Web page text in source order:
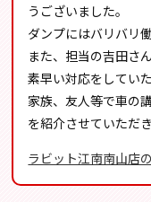
うございました。
ダンプにはバリバリ
また、担当の吉田さ
素早い対応をしてい
家族、友人等で車の
を紹介させていただき
ラビット江南南山店